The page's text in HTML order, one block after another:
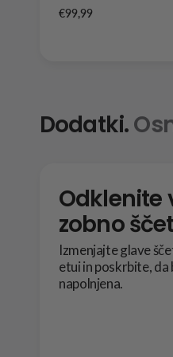
€99,99
Dodatki.
Odklenite
zobno
Izmenjajte glave
etui in poskrbite, da
napolnjena.